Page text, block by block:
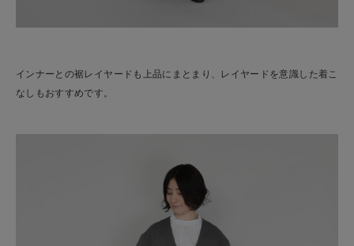
インナーとの裾レイヤードも上品にまとまり、レイヤードを意識した着こ
なしもおすすめです。